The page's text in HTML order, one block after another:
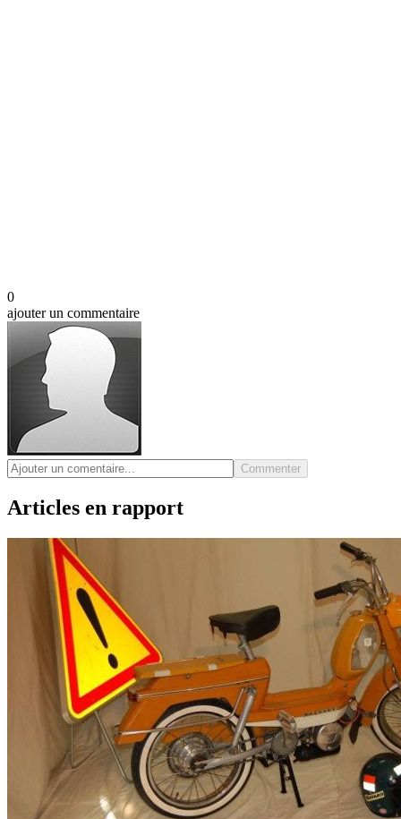
0
ajouter un commentaire
Commenter
Articles en rapport